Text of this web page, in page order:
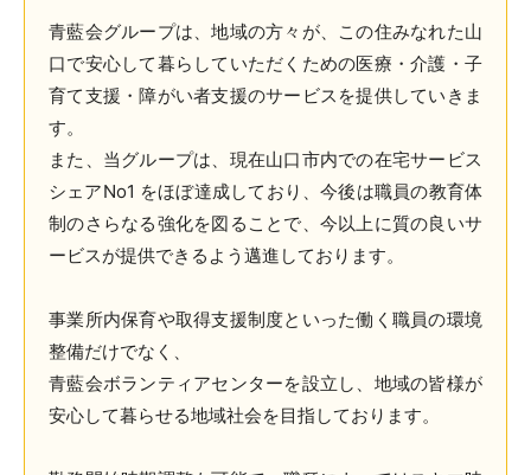
青藍会グループは、地域の方々が、この住みなれた山
口で安心して暮らしていただくための医療・介護・子
育て支援・障がい者支援のサービスを提供していきま
す。
また、当グループは、現在山口市内での在宅サービス
シェアNo1 をほぼ達成しており、今後は職員の教育体
制のさらなる強化を図ることで、今以上に質の良いサ
ービスが提供できるよう邁進しております。
事業所内保育や取得支援制度といった働く職員の環境
整備だけでなく、
青藍会ボランティアセンターを設立し、地域の皆様が
安心して暮らせる地域社会を目指しております。